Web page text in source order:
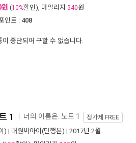
(10%할인), 마일리지 540원
인트 : 408
중단되어 구할 수 없습니다.
1 너의 이름은. 노트 1 정가제 FREE
) | 대원씨아이(단행본) | 2017년 2월